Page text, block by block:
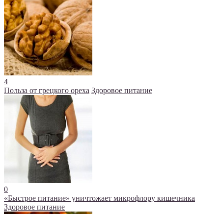
4
Польза от грецкого ореха Здоровое питание
0
«Быстрое питание» уничтожает микрофлору кишечника
Здоровое питание